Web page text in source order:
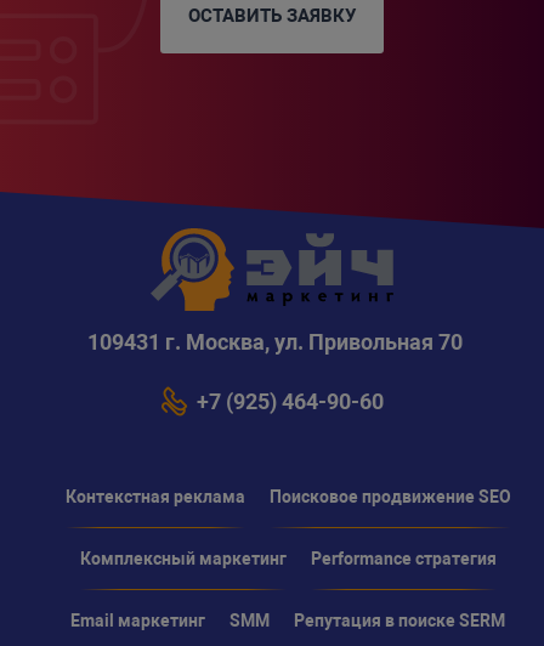
ОСТАВИТЬ ЗАЯВКУ
109431 г. Москва, ул. Привольная 70
+7 (925) 464-90-60
Контекстная реклама Поисковое продвижение SEO
Комплексный маркетинг Performance стратегия
Email маркетинг SMM Репутация в поиске SERM